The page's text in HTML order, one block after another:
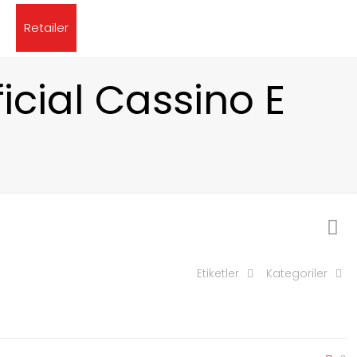
Retailer
Cassino E
Kategoriler
Etiketler